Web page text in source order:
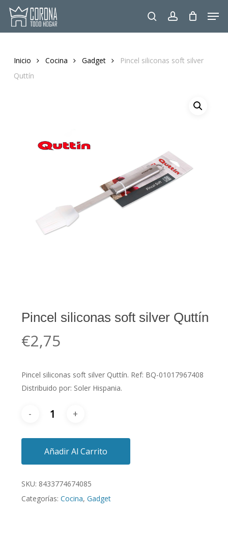
Skip
main
searchaccount
Inicio Cocina Gadget
Pincel siliconas soft silver
Quttín
Pincel siliconas soft silver Quttín
€2,75
Pincel siliconas soft silver Quttín. Ref: BQ-01017967408
Distribuido por: Soler Hispania.
Añadir Al Carrito
SKU: 8433774674085
Categorías: Cocina, Gadget